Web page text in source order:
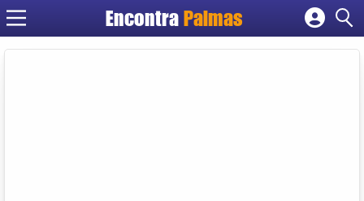
Encontra Palmas
Cadastrar empresa